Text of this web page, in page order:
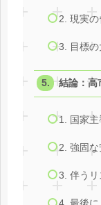
2. 現実の
3. 目標の
結論：高
1. 国家
2. 強固
3. 伴うリ